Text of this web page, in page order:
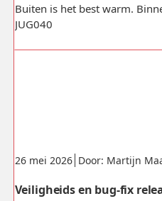
Buiten is het best warm.
JUG040
Gepubliceerd:
26 mei 2026. Door: Martijn
Veiligheids en bug-fix